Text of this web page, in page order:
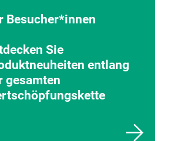
Besucher*innen
Sie
entlang
gesamten